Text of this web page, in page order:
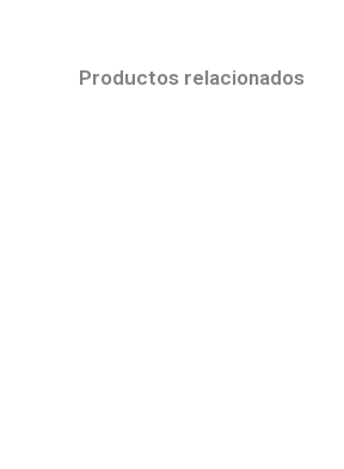
Productos relacionados